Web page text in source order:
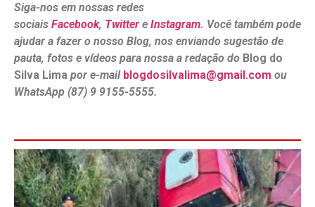
Siga-nos em nossas redes
sociais Facebook, Twitter e Instagram. Você também pode
ajudar a fazer o nosso Blog, nos enviando sugestão de
pauta, fotos e vídeos para nossa a redação do Blog do
Silva Lima por e-mail blogdosilvalima@gmail.com ou
WhatsApp (87) 9 9155-5555.